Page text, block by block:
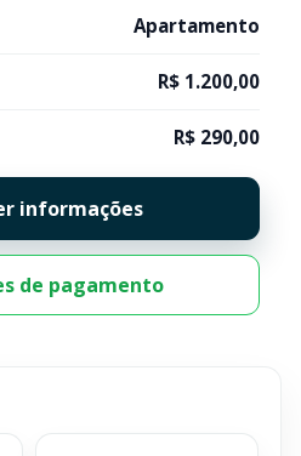
Apartamento
R$ 1.200,00
R$ 290,00
informações
de pagamento